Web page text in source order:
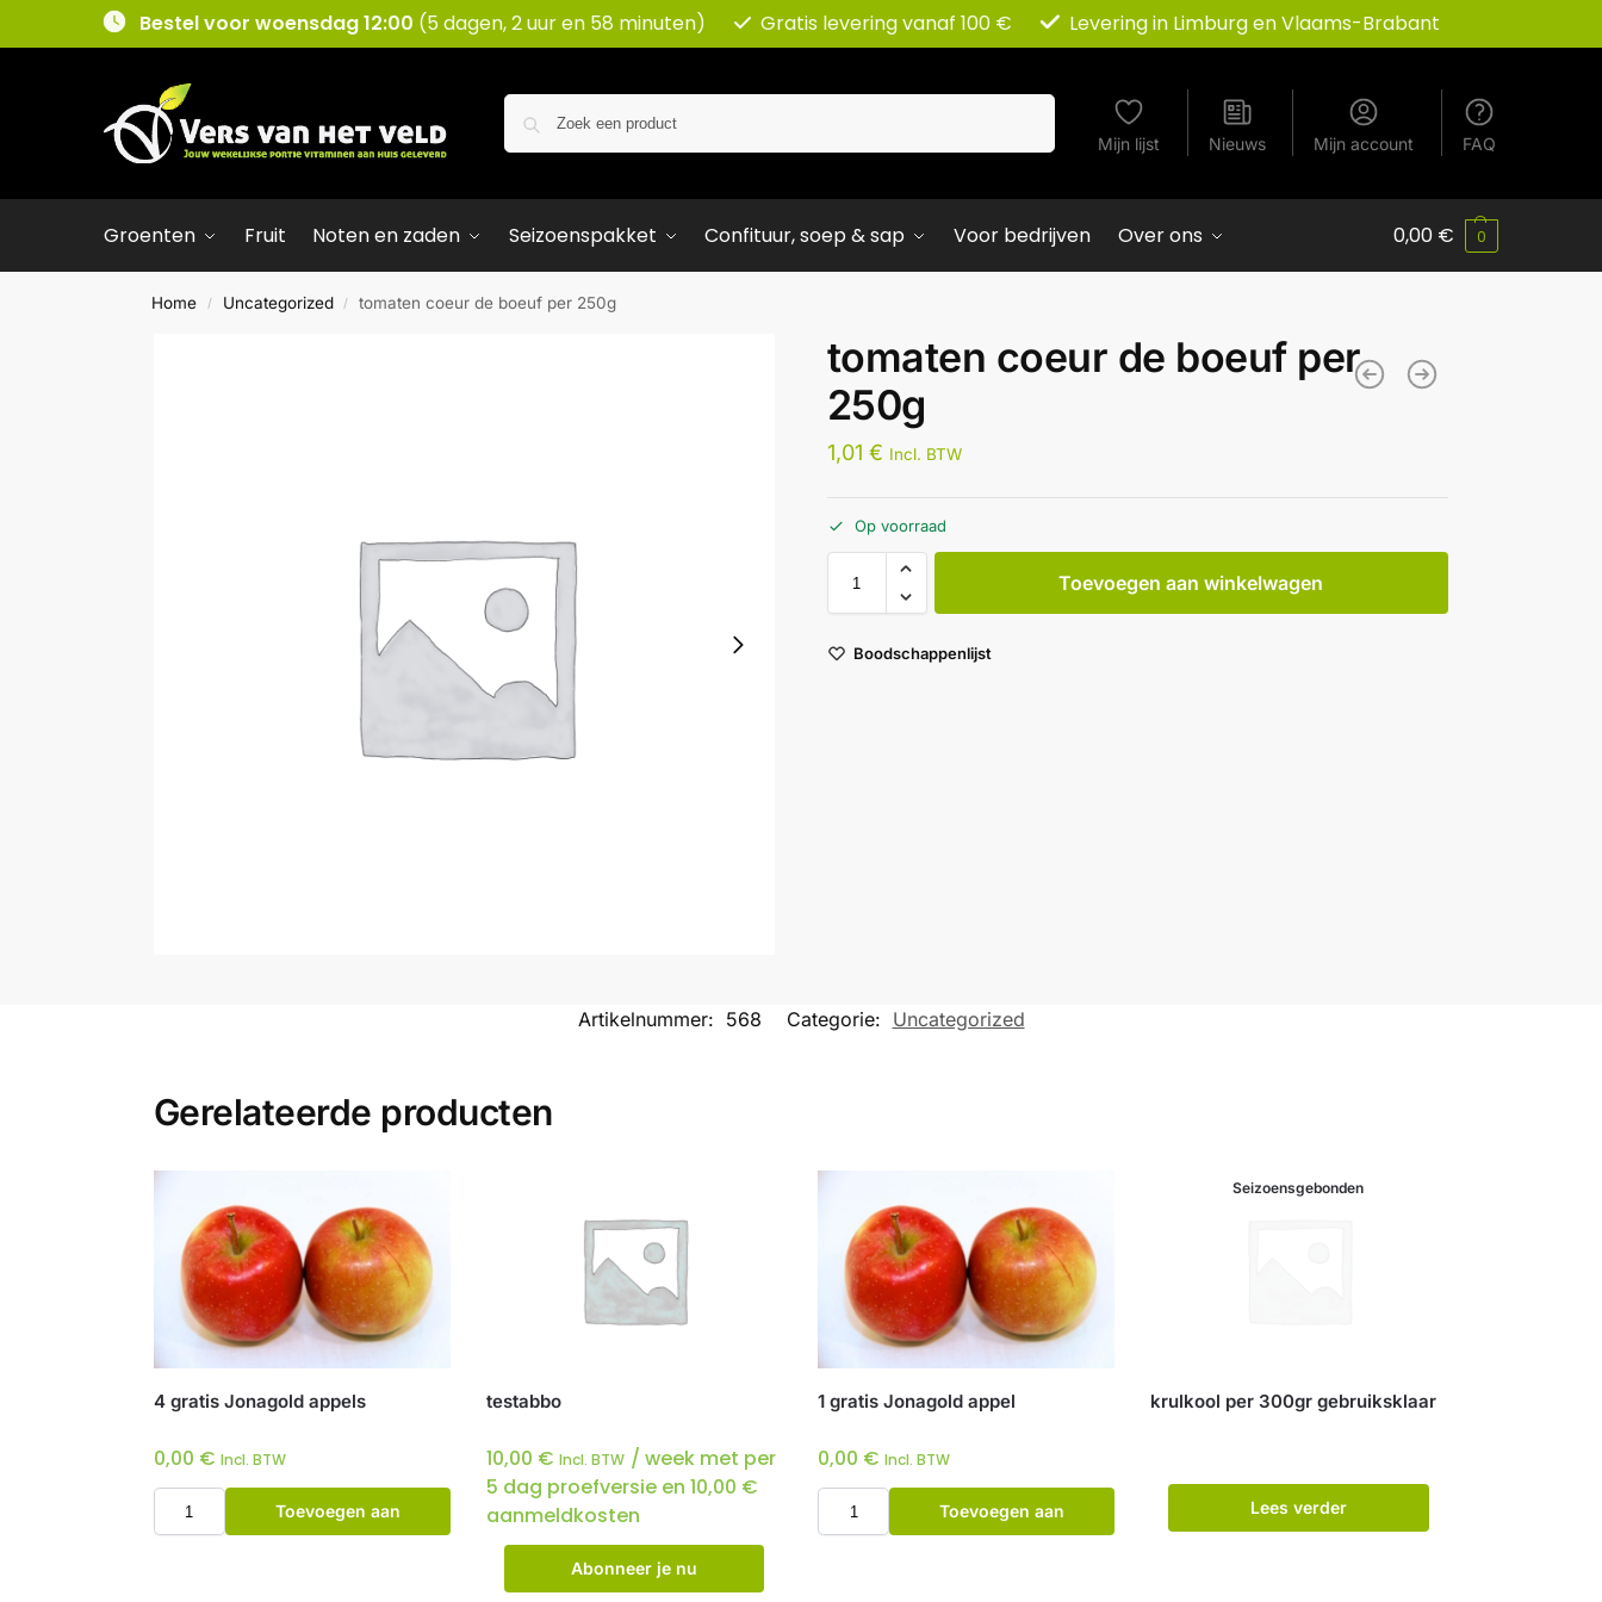
Bestel voor woensdag 12:00 (5 dagen, 2 uur en 58 minuten) Gratis levering vanaf 100 € Levering in Limburg en Vlaams-Brabant
Mijn lijst Nieuws Mijn account FAQ
Groenten Fruit Noten en zaden Seizoenspakket Confituur, soep & sap Voor bedrijven Over ons 0,00 € 0
Home / Uncategorized / tomaten coeur de boeuf per 250g
tomaten coeur de boeuf per
250g
1,01 € Incl. BTW
Op voorraad
Toevoegen aan winkelwagen
Boodschappenlijst
Artikelnummer: 568 Categorie: Uncategorized
Gerelateerde producten
4 gratis Jonagold appels
0,00 € Incl. BTW
Toevoegen aan
testabbo
10,00 € Incl. BTW / week met per
5 dag proefversie en 10,00 €
aanmeldkosten
Abonneer je nu
1 gratis Jonagold appel
0,00 € Incl. BTW
Toevoegen aan
Seizoensgebonden
krulkool per 300gr gebruiksklaar
Lees verder